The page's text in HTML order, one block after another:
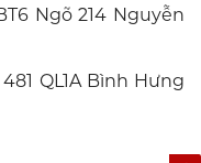
Ngõ 214 Nguyễn
481 QL1A Bình Hưng